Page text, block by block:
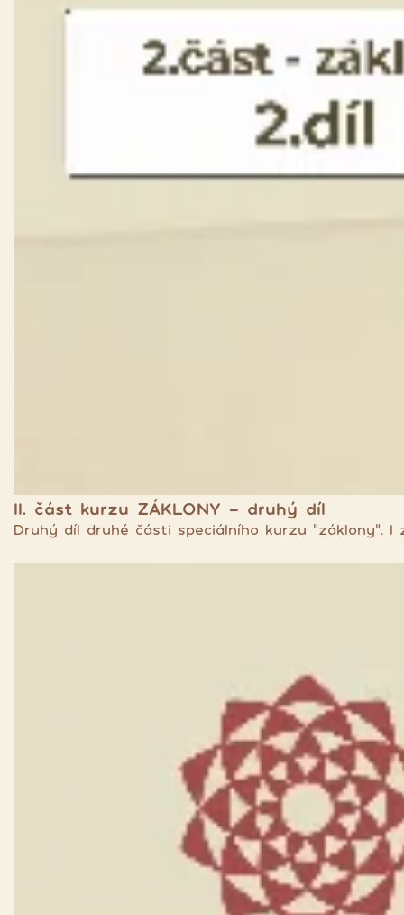
II. část kurzu ZÁKLONY - druhý díl
Druhý díl druhé části speciálního kurzu "záklony".